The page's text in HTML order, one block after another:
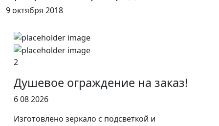
9 октября 2018
2
Душевое ограждение на заказ!
6 08 2026
Изготовлено зеркало с подсветкой и